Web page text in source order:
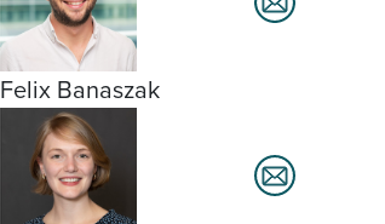
Felix Banaszak